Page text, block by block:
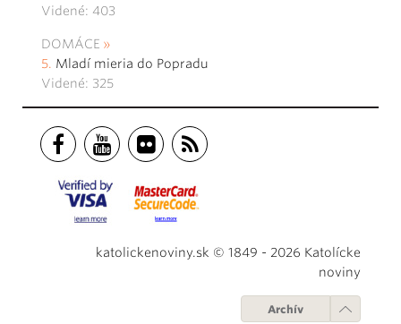
Videné: 403
DOMÁCE
Mladí mieria do Popradu
Videné: 325
katolickenoviny.sk © 1849 - 2026 Katolícke
noviny
Archív